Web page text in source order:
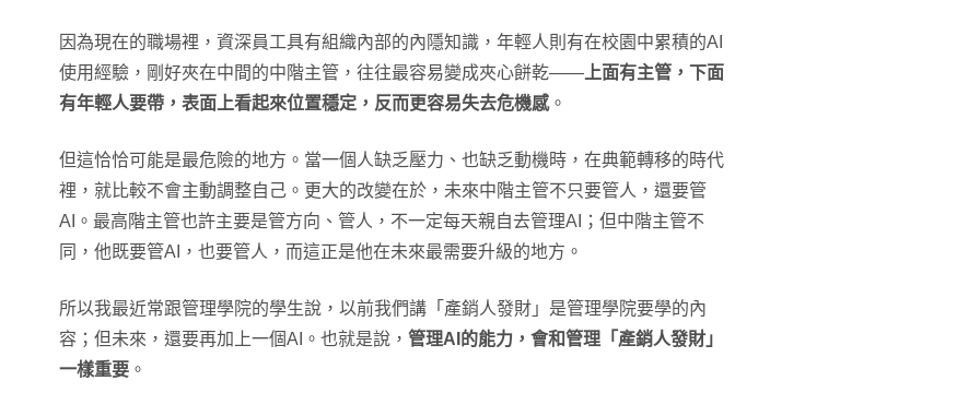
因為現在的職場裡，資深員工具有組織內部的內隱知識，年輕人則有在校園中累積的AI
使用經驗，剛好夾在中間的中階主管，往往最容易變成夾心餅乾—— 上面有主管，下面
有年輕人要帶，表面上看起來位置穩定，反而更容易失去危機感。
但這恰恰可能是最危險的地方。當一個人缺乏壓力、也缺乏動機時，在典範轉移的時代
裡，就比較不會主動調整自己。更大的改變在於，未來中階主管不只要管人，還要管
AI。最高階主管也許主要是管方向、管人，不一定每天親自去管理AI；但中階主管不
同，他既要管AI，也要管人，而這正是他在未來最需要升級的地方。
所以我最近常跟管理學院的學生說，以前我們講「產銷人發財」是管理學院要學的內
容；但未來，還要再加上一個AI。也就是說， 管理AI的能力，會和管理「產銷人發財」
一樣重要 。